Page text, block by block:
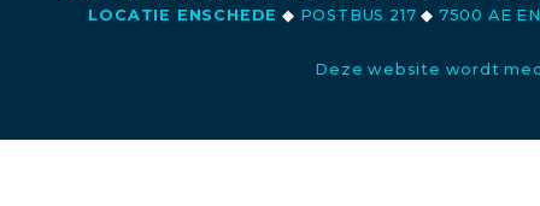
LOCATIE ENSCHEDE ◆ POSTBUS 217◆ 7500 AE
Deze website wordt